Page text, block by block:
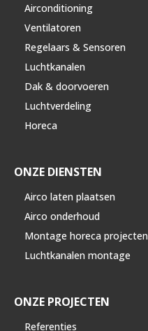
Airconditioning
Ventilatoren
Regelaars & Sensoren
Luchtkanalen
Dak & doorvoeren
Luchtverdeling
Horeca
ONZE DIENSTEN
Airco laten plaatsen
Airco onderhoud
Montage horeca projecten
Luchtkanalen montage
ONZE PROJECTEN
Referenties